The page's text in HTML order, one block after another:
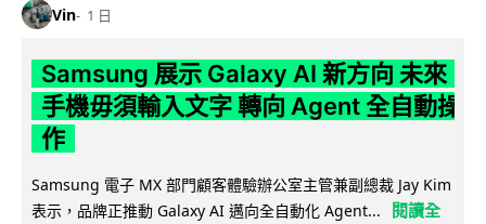
Vin 1 日
Samsung 展示 Galaxy AI 新方向 未來
手機毋須輸入文字 轉向 Agent 全自動操
作
Samsung 電子 MX 部門顧客體驗辦公室主管兼副總裁 Jay Kim
表示，品牌正推動 Galaxy AI 邁向全自動化 Agent...
閱讀全